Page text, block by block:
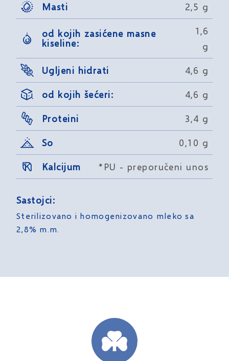
Masti 2,5 g
od kojih zasićene masne
kiseline:
1,6
g
Ugljeni hidrati 4,6 g
od kojih šećeri: 4,6 g
Proteini 3,4 g
So 0,10 g
Kalcijum *PU - preporučeni unos
Sastojci:
Sterilizovano i homogenizovano mleko sa
2,8% m.m.